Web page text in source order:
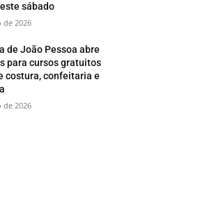
sábado
de 2026
de João Pessoa abre
para cursos gratuitos
costura, confeitaria e
de 2026